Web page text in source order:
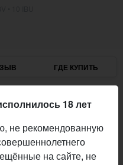
ГДЕ КУПИТЬ
18 лет
не рекомендованную
на сайте, не